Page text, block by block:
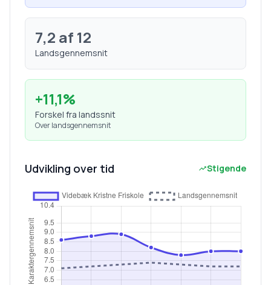
7,2 af 12
Landsgennemsnit
+11,1%
Forskel fra landssnit
Over landsgennemsnit
Udvikling over tid Stigende